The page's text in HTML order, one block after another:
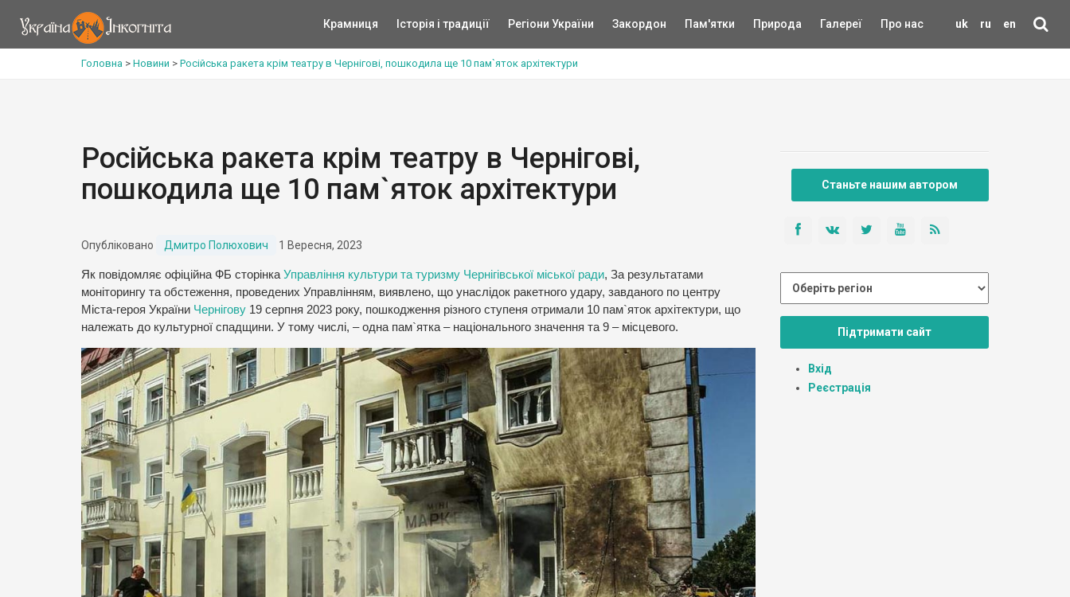
uk ru en
Крамниця Історія і традиції Регіони України Закордон Пам'ятки Природа Галереї Про нас
Головна > Новини > Російська ракета крім театру в Чернігові, пошкодила ще 10 пам`яток архітектури
Російська ракета крім театру в Чернігові,
пошкодила ще 10 пам`яток архітектури
Опубліковано Дмитро Полюхович 1 Вересня, 2023
Як повідомляє офіційна ФБ сторінка Управління культури та туризму Чернігівської міської ради, За результатами
моніторингу та обстеження, проведених Управлінням, виявлено, що унаслідок ракетного удару, завданого по центру
Міста-героя України Чернігову 19 серпня 2023 року, пошкодження різного ступеня отримали 10 пам`яток архітектури, що
належать до культурної спадщини. У тому числі, – одна пам`ятка – національного значення та 9 – місцевого.
Станьте нашим автором
Підтримати сайт
Вхід
Реєстрація